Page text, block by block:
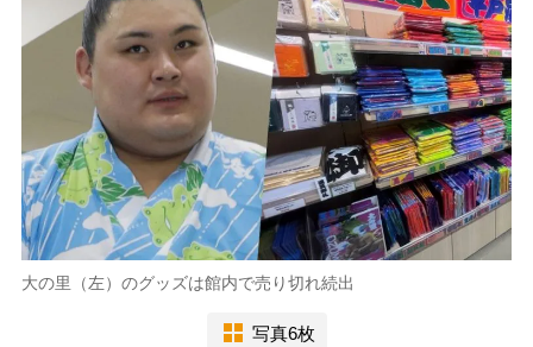
大の里（左）のグッズは館内で売り切れ続出
写真6枚